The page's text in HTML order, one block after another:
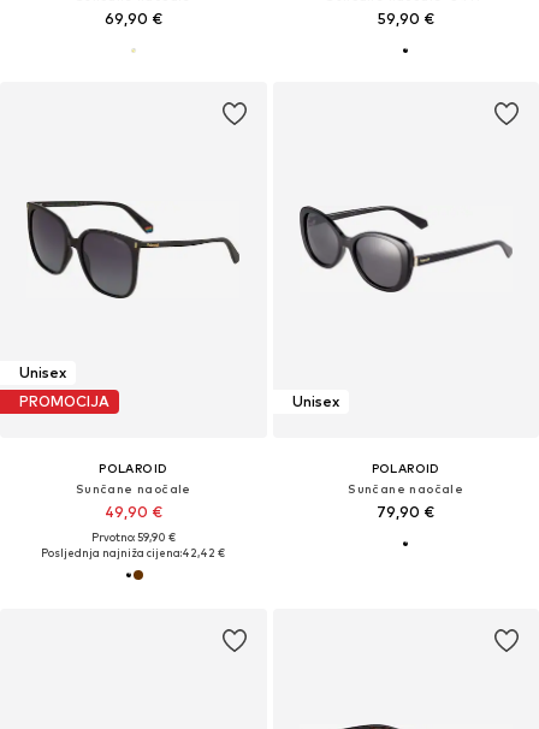
69,90 € 59,90 €
Unisex
PROMOCIJA
POLAROID
Sunčane naočale
49,90 €
Prvotno: 59,90 €
Posljednja najniža cijena:42,42 €
Unisex
POLAROID
Sunčane naočale
79,90 €